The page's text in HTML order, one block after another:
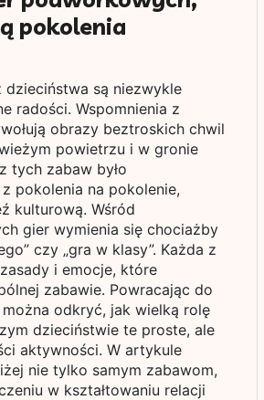
pokolenia
dzieciństwa są niezwykle
radości. Wspomnienia z
obrazy beztroskich chwil
powietrzu i w gronie
tych zabaw było
pokolenia na pokolenie,
kulturową. Wśród
gier wymienia się chociażby
czy „gra w klasy”. Każda z
i emocje, które
zabawie. Powracając do
odkryć, jak wielką rolę
dzieciństwie te proste, ale
aktywności. W artykule
nie tylko samym zabawom,
w kształtowaniu relacji